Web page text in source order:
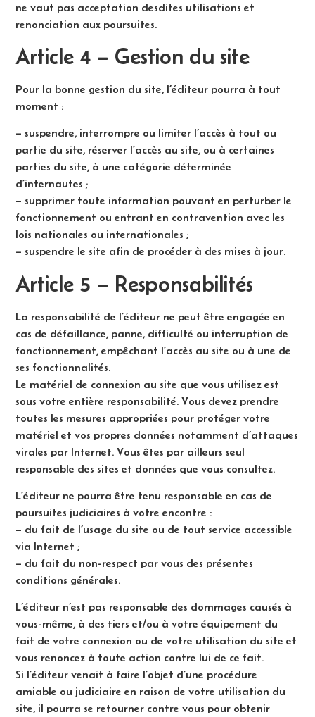
ne vaut pas acceptation desdites utilisations et
renonciation aux poursuites.
Article 4 – Gestion du site
Pour la bonne gestion du site, l’éditeur pourra à tout
moment :
– suspendre, interrompre ou limiter l’accès à tout ou
partie du site, réserver l’accès au site, ou à certaines
parties du site, à une catégorie déterminée
d’internautes ;
– supprimer toute information pouvant en perturber le
fonctionnement ou entrant en contravention avec les
lois nationales ou internationales ;
– suspendre le site afin de procéder à des mises à jour.
Article 5 – Responsabilités
La responsabilité de l’éditeur ne peut être engagée en
cas de défaillance, panne, difficulté ou interruption de
fonctionnement, empêchant l’accès au site ou à une de
ses fonctionnalités.
Le matériel de connexion au site que vous utilisez est
sous votre entière responsabilité. Vous devez prendre
toutes les mesures appropriées pour protéger votre
matériel et vos propres données notamment d’attaques
virales par Internet. Vous êtes par ailleurs seul
responsable des sites et données que vous consultez.
L’éditeur ne pourra être tenu responsable en cas de
poursuites judiciaires à votre encontre :
– du fait de l’usage du site ou de tout service accessible
via Internet ;
– du fait du non-respect par vous des présentes
conditions générales.
L’éditeur n’est pas responsable des dommages causés à
vous-même, à des tiers et/ou à votre équipement du
fait de votre connexion ou de votre utilisation du site et
vous renoncez à toute action contre lui de ce fait.
Si l’éditeur venait à faire l’objet d’une procédure
amiable ou judiciaire en raison de votre utilisation du
site, il pourra se retourner contre vous pour obtenir